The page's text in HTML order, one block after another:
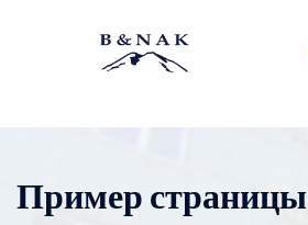
содержимому
Пример страницы